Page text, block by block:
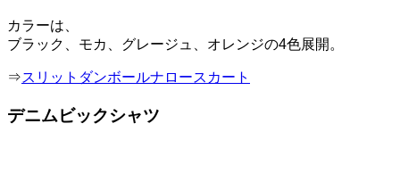
カラーは、
ブラック、モカ、グレージュ、オレンジの4色展開。
⇒スリットダンボールナロースカート
デニムビックシャツ